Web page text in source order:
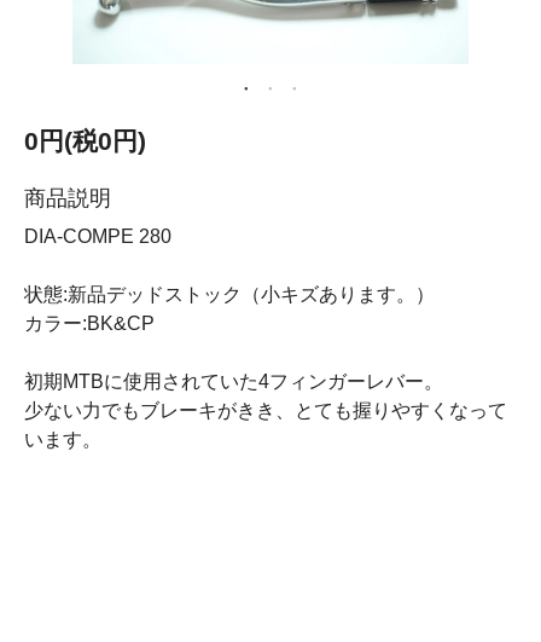
0円(税0円)
商品説明
DIA-COMPE 280
状態:新品デッドストック（小キズあります。）
カラー:BK&CP
初期MTBに使用されていた4フィンガーレバー。
少ない力でもブレーキがきき、とても握りやすくなって
います。